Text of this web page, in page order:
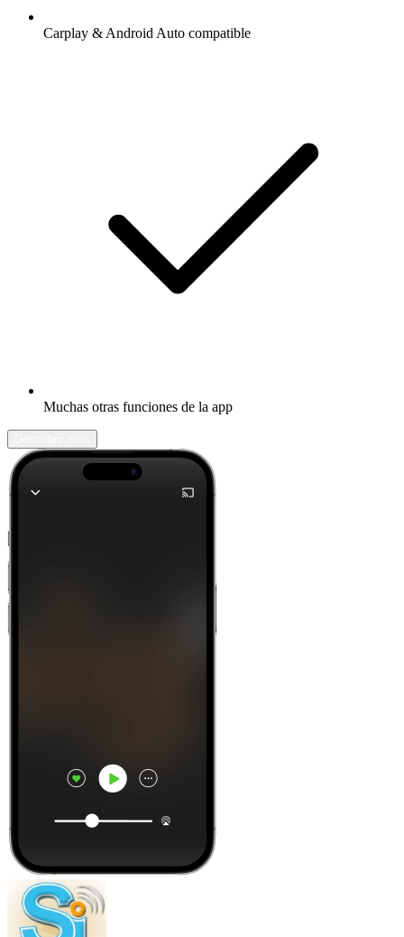
Carplay & Android Auto compatible
Muchas otras funciones de la app